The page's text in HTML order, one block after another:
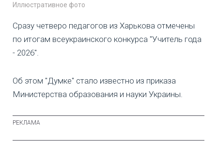
Иллюстративное фото
Сразу четверо педагогов из Харькова отмечены
по итогам всеукраинского конкурса "Учитель года
- 2026".
Об этом "Думке" стало известно из приказа
Министерства образования и науки Украины.